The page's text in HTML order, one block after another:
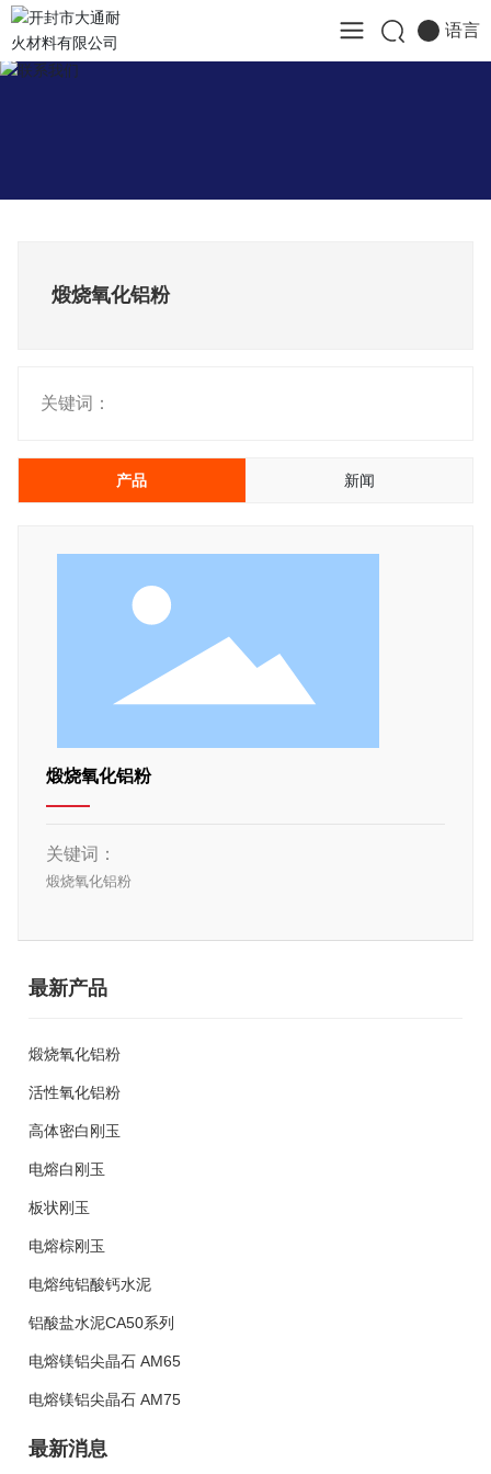
语言
煅烧氧化铝粉
关键词：
产品 新闻
煅烧氧化铝粉
关键词：
煅烧氧化铝粉
最新产品
煅烧氧化铝粉
活性氧化铝粉
高体密白刚玉
电熔白刚玉
板状刚玉
电熔棕刚玉
电熔纯铝酸钙水泥
铝酸盐水泥CA50系列
电熔镁铝尖晶石 AM65
电熔镁铝尖晶石 AM75
最新消息